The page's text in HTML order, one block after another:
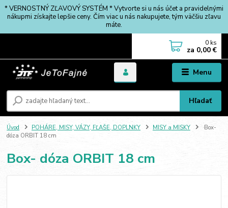
* VERNOSTNÝ ZĽAVOVÝ SYSTÉM * Vytvorte si u nás účet a pravidelnými
nákupmi získajte lepšie ceny. Čím viac u nás nakupujete, tým väčšiu zľavu
máte.
Menu
Hľadať
0 ks
za 0,00 €
Úvod POHÁRE, MISY, VÁZY, FĽAŠE, DOPLNKY MISY a MISKY
Box-
dóza ORBIT 18 cm
Box- dóza ORBIT 18 cm